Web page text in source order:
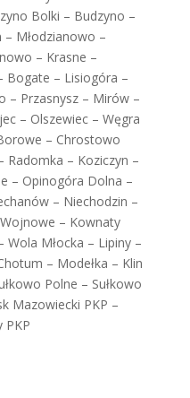
Bolki – Budzyno –
– Młodzianowo –
– Krasne –
Bogate – Lisiogóra –
– Przasnysz – Mirów –
– Olszewiec – Węgra
– Chrostowo
Radomka – Koziczyn –
– Opinogóra Dolna –
– Niechodzin –
– Kownaty
Młocka – Lipiny –
– Modełka – Klin
Polne – Sułkowo
Mazowiecki PKP –
PKP